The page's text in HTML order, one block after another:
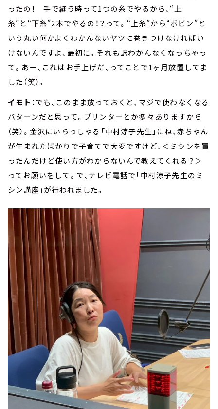
ったの！ 手で縫う時って1つの糸でやるから、“上
糸”と“下糸”2本でやるの！？って。“上糸”から“ボビン”と
いう丸い何かよくわかんないヤツに巻きつけなければい
けないんですよ、最初に。それも訳わかんなくなっちゃっ
て。あー、これはお手上げだ、ってことで1ヶ月放置してま
した（笑）。
イモト：でも、このまま放っておくと、マジで使わなくなる
パターンだと思って。プリンターとか多々ありますから
（笑）。金沢にいらっしゃる「中村涼子先生」にね、赤ちゃん
が生まれたばかりで子育てで大変ですけど、＜ミシンを買
ったんだけど使い方がわからないんで教えてくれる？＞
ってお願いをして。で、テレビ電話で「中村涼子先生のミ
シン講座」が行われました。